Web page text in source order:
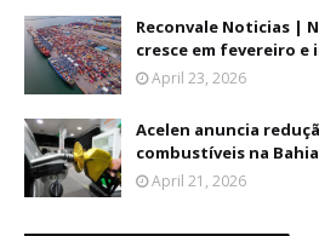
Reconvale Noticias |
cresce em fevereiro e
April 23, 2026
Acelen anuncia
combustíveis na Bahia
April 21, 2026